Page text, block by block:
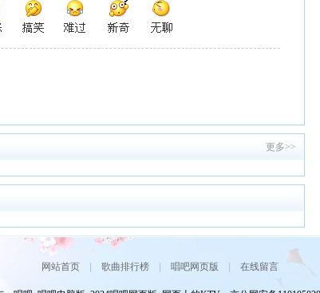
更多>>
网站首页| 歌曲排行榜| 唱吧网页版 在线留言